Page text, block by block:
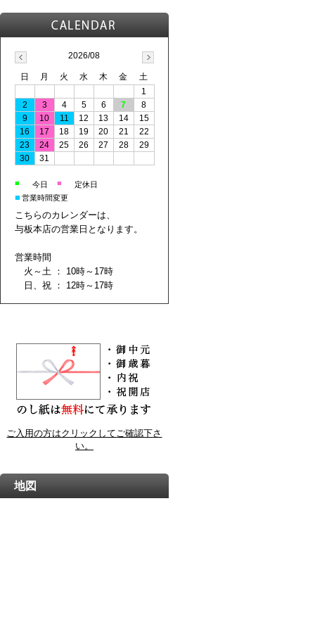
2026/08
日 月 火 水 木 金
土
1
2
3 4 5 6 7
8
9
10 11 12 13 14
15
16
17 18 19 20 21
22
23
24 25 26 27 28
29
30
31
■ 今日 ■ 定休日
■ 営業時間変更
こちらのカレンダーは、
与板本店の営業日となります。
営業時間
火～土 ： 10時～17時
日、祝 ： 12時～17時
ご入用の方はクリックしてご確認下さ
い。
地図